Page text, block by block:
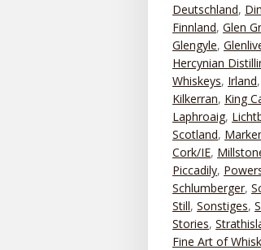
Deutschland,
Finnland, Glen
Glengyle,
Hercynian
Whiskeys, Irland,
Kilkerran, King
Laphroaig,
Scotland,
Cork/IE,
Piccadily,
Schlumberger,
Still, Sonstiges,
Stories,
Fine Art of